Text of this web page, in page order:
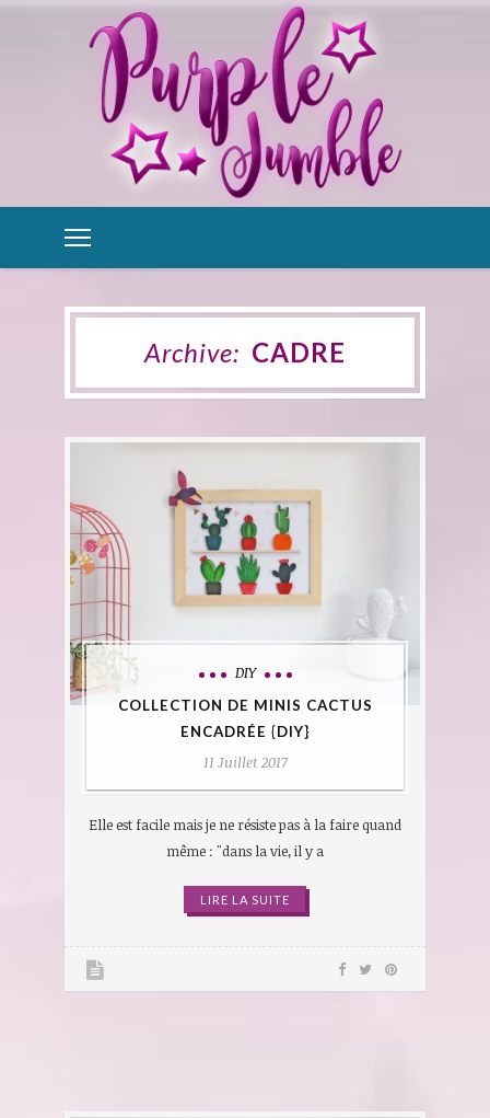
Archive: CADRE
DIY
COLLECTION DE MINIS CACTUS
ENCADRÉE {DIY}
11 Juillet 2017
Elle est facile mais je ne résiste pas à la faire quand
même : "dans la vie, il y a
LIRE LA SUITE